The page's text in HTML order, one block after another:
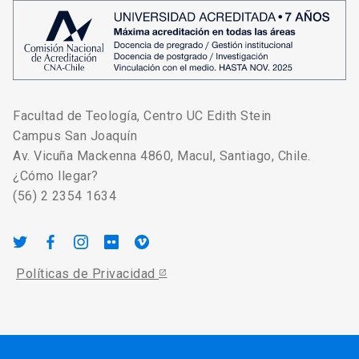
Facultad de Teología, Centro UC Edith Stein
Campus San Joaquín
Av. Vicuña Mackenna 4860, Macul, Santiago, Chile.
¿Cómo llegar?
(56) 2 2354 1634
Políticas de Privacidad